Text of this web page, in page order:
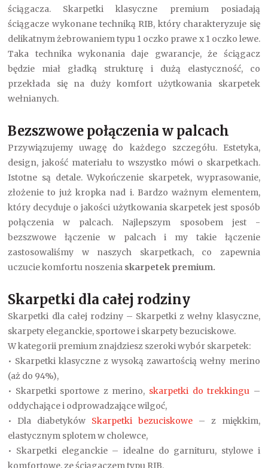
ściągacza. Skarpetki klasyczne premium posiadają
ściągacze wykonane techniką RIB, który charakteryzuje się
delikatnym żebrowaniem typu 1 oczko prawe x 1 oczko lewe.
Taka technika wykonania daje gwarancje, że ściągacz
będzie miał gładką strukturę i dużą elastyczność, co
przekłada się na duży komfort użytkowania skarpetek
wełnianych.
Bezszwowe połączenia w palcach
Przywiązujemy uwagę do każdego szczegółu. Estetyka,
design, jakość materiału to wszystko mówi o skarpetkach.
Istotne są detale. Wykończenie skarpetek, wyprasowanie,
złożenie to już kropka nad i. Bardzo ważnym elementem,
który decyduje o jakości użytkowania skarpetek jest sposób
połączenia w palcach. Najlepszym sposobem jest -
bezszwowe łączenie w palcach i my takie łączenie
zastosowaliśmy w naszych skarpetkach, co zapewnia
uczucie komfortu noszenia skarpetek premium.
Skarpetki dla całej rodziny
Skarpetki dla całej rodziny – Skarpetki z wełny klasyczne,
skarpety eleganckie, sportowe i skarpety bezuciskowe.
W kategorii premium znajdziesz szeroki wybór skarpetek:
• Skarpetki klasyczne z wysoką zawartością wełny merino
(aż do 94%),
• Skarpetki sportowe z merino, skarpetki do trekkingu –
oddychające i odprowadzające wilgoć,
• Dla diabetyków Skarpetki bezuciskowe– z miękkim,
elastycznym splotem w cholewce,
• Skarpetki eleganckie – idealne do garnituru, stylowe i
komfortowe, ze ściągaczem typu RIB,